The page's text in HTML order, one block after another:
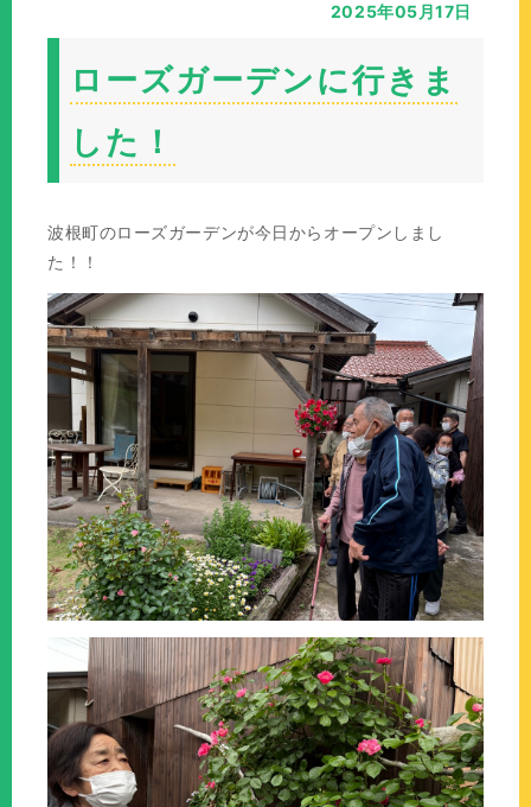
2025年05月17日
ローズガーデンに行きま
した！
波根町のローズガーデンが今日からオープンしまし
た！！